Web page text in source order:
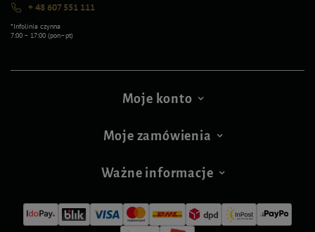
+ 48 607 551 111
*Infolinia czynna
7:00 – 17:00 (pon–pt)
Moje konto
Moje zamówienia
Ważne informacje